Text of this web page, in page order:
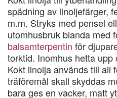
spädning av linoljefärger,
m.m. Stryks med pensel
utomhusbruk blanda med
balsamterpentin för
torktid. Inomhus hetta upp
Kokt linolja används till all
träföremål skall skyddas
bara ges en vacker, matt